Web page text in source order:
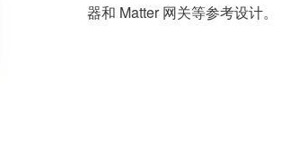
器和 Matter 网关等参考设计。